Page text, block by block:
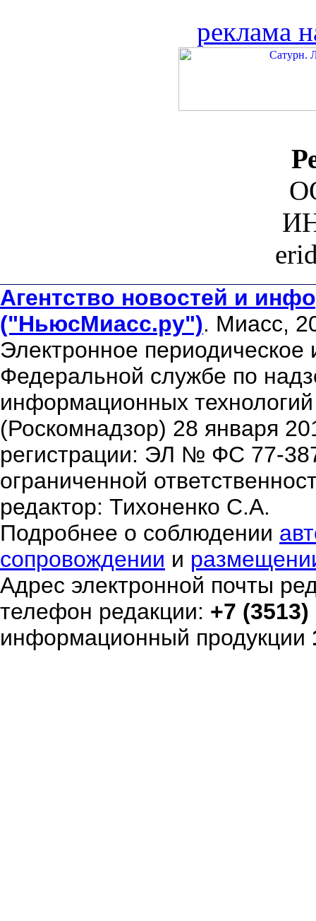
реклама
Агентство новостей и
("НьюсМиасс.ру"). Миасс,
Электронное периодическое
Федеральной службе по
информационных
(Роскомнадзор) 28 января
регистрации: ЭЛ № ФС 77-
ограниченной
редактор: Тихоненко С.А.
Подробнее о соблюдении
сопровождении и
Адрес электронной почты
телефон редакции: +7
информационный продукции